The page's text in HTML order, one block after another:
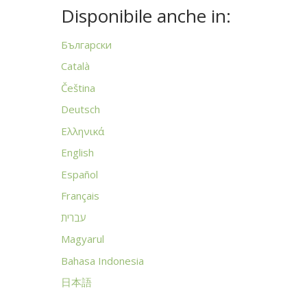
Disponibile anche in:
Български
Català
Čeština
Deutsch
Ελληνικά
English
Español
Français
עברית
Magyarul
Bahasa Indonesia
日本語